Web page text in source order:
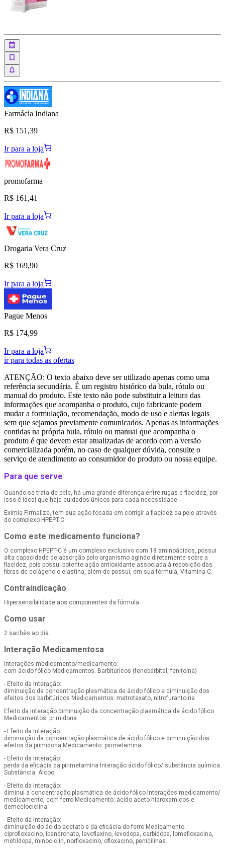
Farmácia Indiana
R$ 151,39
Ir para a loja
promofarma
R$ 161,41
Ir para a loja
Drogaria Vera Cruz
R$ 169,90
Ir para a loja
Pague Menos
R$ 174,99
Ir para a loja
ir para todas as ofertas
ATENÇÃO: O texto abaixo deve ser utilizado apenas como uma
referência secundária. É um registro histórico da bula, rótulo ou
manual do produto. Este texto não pode substituir a leitura das
informações que acompanha o produto, cujo fabricante podem
mudar a formulação, recomendação, modo de uso e alertas legais
sem que sejamos previamente comunicados. Apenas as informações
contidas na própria bula, rótulo ou manual que acompanha o
produto é que devem estar atualizadas de acordo com a versão
comercializada porém, no caso de qualquer dúvida, consulte o
serviço de atendimento ao consumidor do produto ou nossa equipe.
Para que serve
Quando se trata de pele, há uma grande diferença entre rugas e flacidez, por
isso é ideal que haja cuidados únicos para cada necessidade.
Exímia Firmalize, tem sua ação focada em corrigir a flacidez da pele através
do complexo HPEPT-C.
Como este medicamento funciona?
O complexo HPEPT-C é um complexo exclusivo com 18 aminoácidos, possui
alta capacidade de absorção pelo organismo agindo diretamente sobre a
flacidez, pois possui potente ação antioxidante associada à reposição das
fibras de colágeno e elastina, além de possui, em sua fórmula, Vitamina C.
Contraindicação
Hipersensibilidade aos componentes da fórmula.
Como usar
2 sachês ao dia.
Interação Medicamentosa
Interações medicamento/medicamento:
com ácido fólico Medicamentos: Barbitúricos (fenobarbital, fenitoína)
- Efeito da Interação:
diminuição da concentração plasmática de ácido fólico e diminuição dos
efeitos dos barbitúricos Medicamentos: metrotexato, nitrofurantoina
Efeito da Interação:diminuição da concentração plasmática de ácido fólico
Medicamentos: primidona
- Efeito da Interação:
diminuição da concentração plasmática de ácido fólico e diminuição dos
efeitos da primidona Medicamento: pirimetamina
- Efeito da Interação:
perda da eficácia da pirimetamina Interação ácido fólico/ substância química
Substância: Álcool
- Efeito da Interação:
diminui a concentração plasmática de ácido fólico Interações medicamento/
medicamento, com ferro Medicamento: ácido aceto hidroxamicos e
demeclociclina
- Efeito da Interação:
diminuição do ácido acetato e da eficácia do ferro Medicamento:
ciprofloxacino, ibandronato, levoflaxino, levodopa, carbidopa, lomefloxacina,
metildopa, minociclin, norfloxacino, ofloxacino, penicilinas